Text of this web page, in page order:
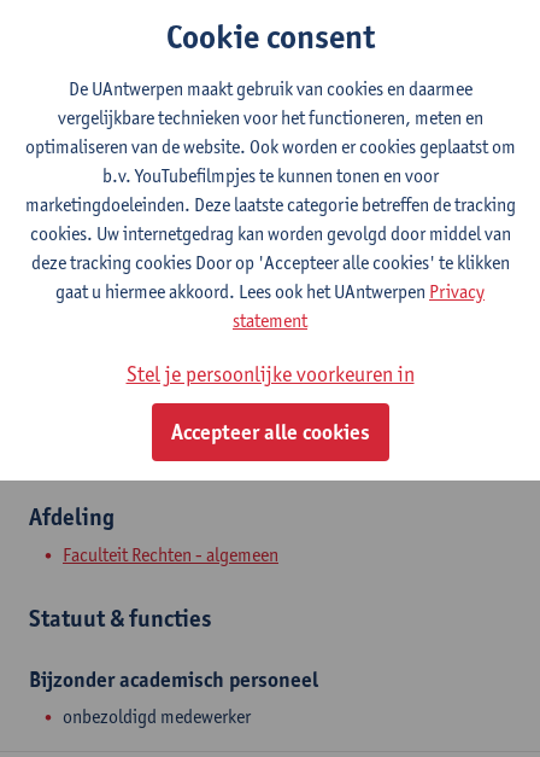
Contact
Stadscampus
Venusstraat 23
2000 Antwerpen, BEL
Afdeling
Faculteit Rechten - algemeen
Statuut & functies
Bijzonder academisch personeel
onbezoldigd medewerker
Cookie consent
De UAntwerpen maakt gebruik van cookies en daarmee
vergelijkbare technieken voor het functioneren, meten en
optimaliseren van de website. Ook worden er cookies geplaatst om
b.v. YouTubefilmpjes te kunnen tonen en voor
marketingdoeleinden. Deze laatste categorie betreffen de tracking
cookies. Uw internetgedrag kan worden gevolgd door middel van
deze tracking cookies Door op 'Accepteer alle cookies' te klikken
gaat u hiermee akkoord. Lees ook het UAntwerpen Privacy
statement
Stel je persoonlijke voorkeuren in
Accepteer alle cookies